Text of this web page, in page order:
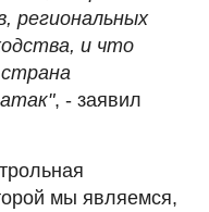
региональных
и что
, - заявил
мы являемся,